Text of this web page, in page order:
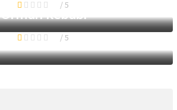
/ 5
Orman kebabı
1/ 5